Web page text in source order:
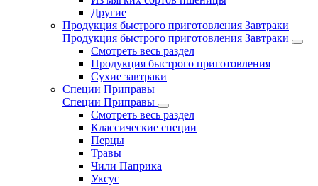
Другие
Продукция быстрого приготовления Завтраки
Продукция быстрого приготовления Завтраки
Смотреть весь раздел
Продукция быстрого приготовления
Сухие завтраки
Специи Приправы
Специи Приправы
Смотреть весь раздел
Классические специи
Перцы
Травы
Чили Паприка
Уксус